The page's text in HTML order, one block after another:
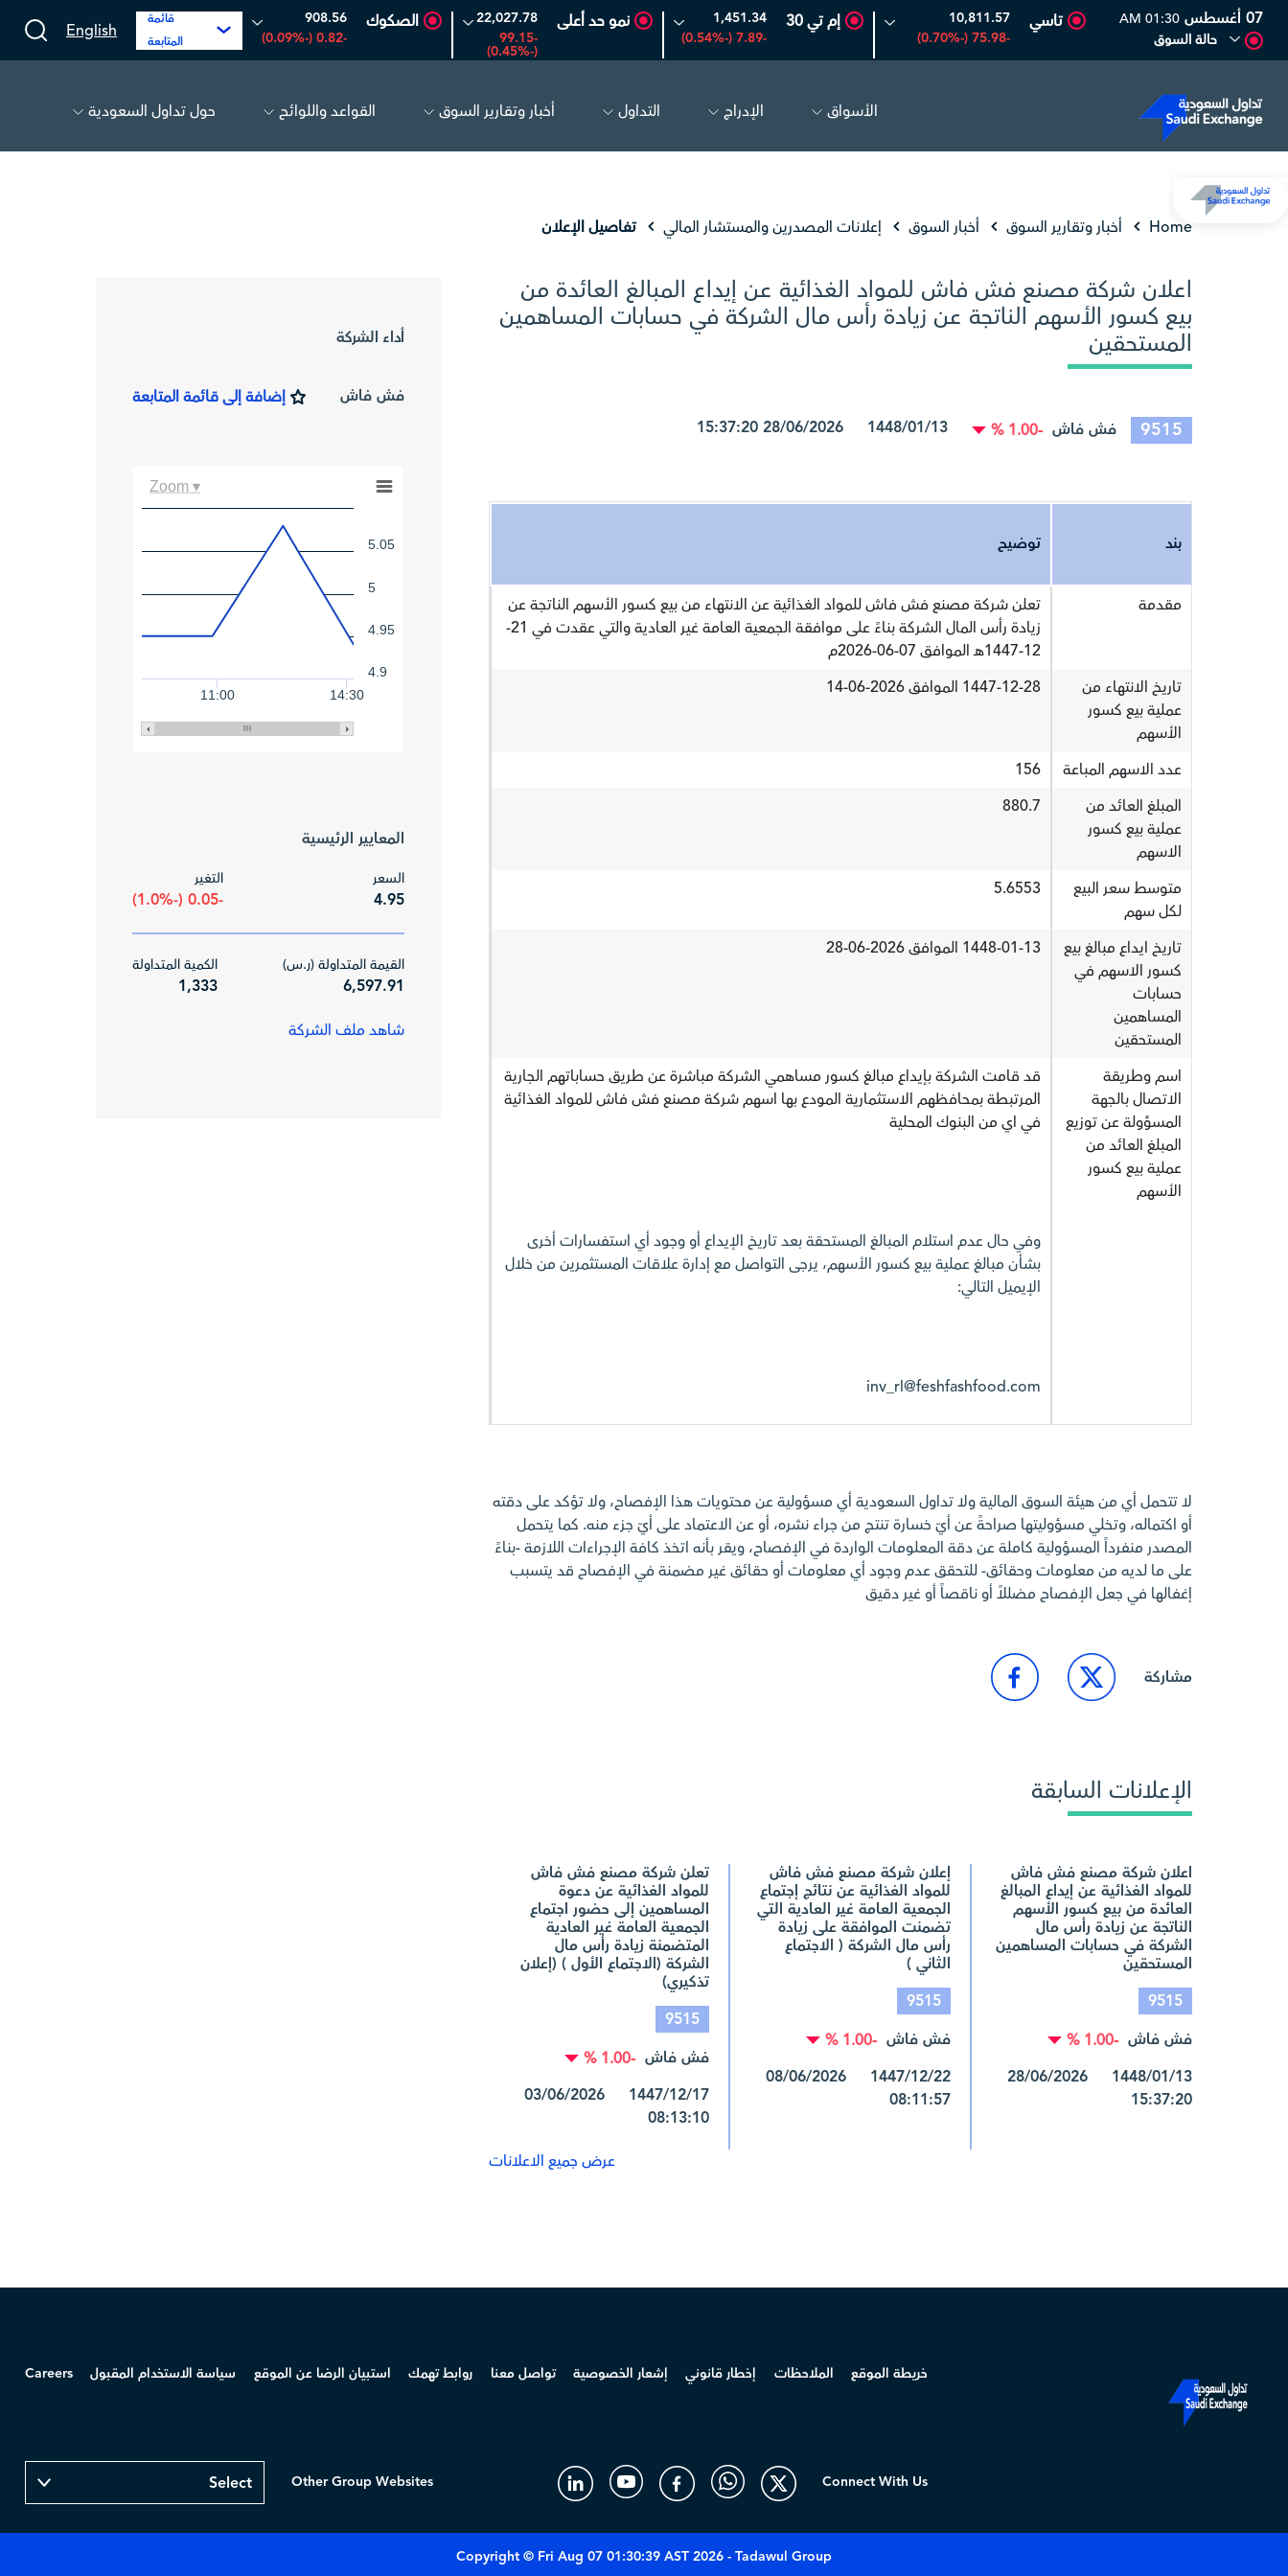
6.63
0.00 (0.00%)
07 أغسطس
01:30 AM
حالة السوق
تاسي
10,811.57
-75.98 (-0.70%)
إم تي 30
1,451.34
-7.89 (-0.54%)
نمو حد أعلى
22,027.78
-99.15
(-0.45%)
الصكوك
908.56
-0.82 (-0.09%)
قائمة
المتابعة
English
الأسواق الإدراج التداول أخبار وتقارير السوق القواعد واللوائح حول تداول السعودية
Home أخبار وتقارير السوق أخبار السوق إعلانات المصدرين والمستشار المالي تفاصيل الإعلان
اعلان شركة مصنع فش فاش للمواد الغذائية عن إيداع المبالغ العائدة من
بيع كسور الأسهم الناتجة عن زيادة رأس مال الشركة في حسابات المساهمين
المستحقين
9515 فش فاش -1.00 %
1448/01/13 28/06/2026 15:37:20
بند توضيح
مقدمة
تعلن شركة مصنع فش فاش للمواد الغذائية عن الانتهاء من بيع كسور الأسهم الناتجة عن
زيادة رأس المال الشركة بناءً على موافقة الجمعية العامة غير العادية والتي عقدت في 21-
12-1447هـ الموافق 07-06-2026م
تاريخ الانتهاء من
عملية بيع كسور
الأسهم
1447-12-28 الموافق 2026-06-14
عدد الاسهم المباعة
156
المبلغ العائد من
عملية بيع كسور
الاسهم
880.7
متوسط سعر البيع
لكل سهم
5.6553
تاريخ ايداع مبالغ بيع
كسور الاسهم في
حسابات
المساهمين
المستحقين
1448-01-13 الموافق 2026-06-28
اسم وطريقة
الاتصال بالجهة
المسؤولة عن توزيع
المبلغ العائد من
عملية بيع كسور
الأسهم
قد قامت الشركة بإيداع مبالغ كسور مساهمي الشركة مباشرة عن طريق حساباتهم الجارية
المرتبطة بمحافظهم الاستثمارية المودع بها اسهم شركة مصنع فش فاش للمواد الغذائية
في اي من البنوك المحلية
وفي حال عدم استلام المبالغ المستحقة بعد تاريخ الإيداع أو وجود أي استفسارات أخرى
بشأن مبالغ عملية بيع كسور الأسهم، يرجى التواصل مع إدارة علاقات المستثمرين من خلال
الإيميل التالي:
inv_rl@feshfashfood.com
لا تتحمل أي من هيئة السوق المالية ولا تداول السعودية أي مسؤولية عن محتويات هذا الإفصاح، ولا تؤكد على دقته
أو اكتماله، وتخلي مسؤوليتها صراحةً عن أيّ خسارة تنتج من جراء نشره، أو عن الاعتماد على أيّ جزء منه. كما يتحمل
المصدر منفرداً المسؤولية كاملة عن دقة المعلومات الواردة في الإفصاح، ويقر بأنه اتخذ كافة الإجراءات اللازمة -بناءً
على ما لديه من معلومات وحقائق- للتحقق عدم وجود أي معلومات أو حقائق غير مضمنة في الإفصاح قد يتسبب
إغفالها في جعل الإفصاح مضللاً أو ناقصاً أو غير دقيق
مشاركة
الإعلانات السابقة
اعلان شركة مصنع فش فاش
للمواد الغذائية عن إيداع المبالغ
العائدة من بيع كسور الأسهم
الناتجة عن زيادة رأس مال
الشركة في حسابات المساهمين
المستحقين
9515
فش فاش -1.00 %
1448/01/13 28/06/2026
15:37:20
إعلان شركة مصنع فش فاش
للمواد الغذائية عن نتائج إجتماع
الجمعية العامة غير العادية التي
تضمنت الموافقة على زيادة
رأس مال الشركة ( الاجتماع
الثاني )
9515
فش فاش -1.00 %
1447/12/22 08/06/2026
08:11:57
تعلن شركة مصنع فش فاش
للمواد الغذائية عن دعوة
المساهمين إلى حضور اجتماع
الجمعية العامة غير العادية
المتضمنة زيادة رأس مال
الشركة (الاجتماع الأول ) (إعلان
تذكيري)
9515
فش فاش -1.00 %
1447/12/17 03/06/2026
08:13:10
عرض جميع الاعلانات
أداء الشركة
فش فاش إضافة إلى قائمة المتابعة
14:30
11:00
4.95
5
5.05
4.9
Zoom ▾
المعايير الرئيسية
السعر
4.95
التغير
-0.05 (-1.0%)
القيمة المتداولة (ر.س)
6,597.91
الكمية المتداولة
1,333
شاهد ملف الشركة
خريطة الموقع الملاحظات إخطار قانوني إشعار الخصوصية تواصل معنا روابط تهمك استبيان الرضا عن الموقع سياسة الاستخدام المقبول Careers
Connect With Us
Other Group Websites
Copyright © Fri Aug 07 01:30:39 AST 2026 - Tadawul Group